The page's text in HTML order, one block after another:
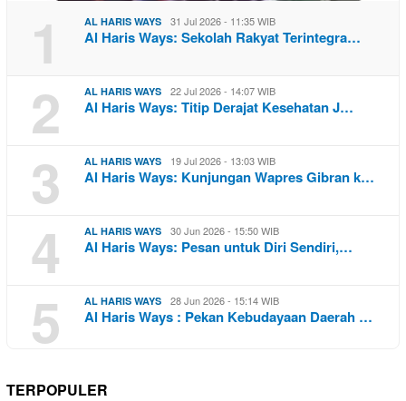
1 AL HARIS WAYS 31 Jul 2026 - 11:35 WIB
Al Haris Ways: Sekolah Rakyat Terintegra…
2 AL HARIS WAYS 22 Jul 2026 - 14:07 WIB
Al Haris Ways: Titip Derajat Kesehatan J…
3 AL HARIS WAYS 19 Jul 2026 - 13:03 WIB
Al Haris Ways: Kunjungan Wapres Gibran k…
4 AL HARIS WAYS 30 Jun 2026 - 15:50 WIB
Al Haris Ways: Pesan untuk Diri Sendiri,…
5 AL HARIS WAYS 28 Jun 2026 - 15:14 WIB
Al Haris Ways : Pekan Kebudayaan Daerah …
TERPOPULER